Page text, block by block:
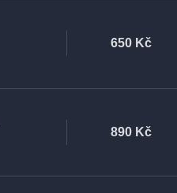
650 Kč
890 Kč